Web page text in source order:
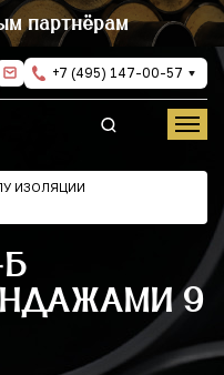
партнёрам
+7 (495) 147-00-57
ИЗОЛЯЦИИ
9